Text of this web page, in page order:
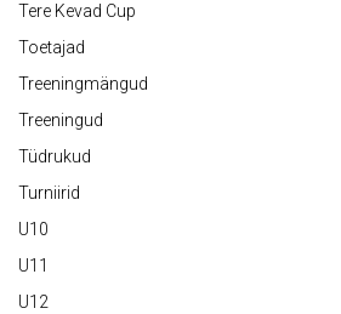
Tere Kevad Cup
Toetajad
Treeningmängud
Treeningud
Tüdrukud
Turniirid
U10
U11
U12